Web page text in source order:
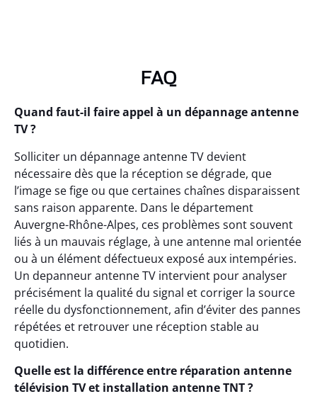
FAQ
Quand faut-il faire appel à un dépannage antenne
TV ?
Solliciter un dépannage antenne TV devient
nécessaire dès que la réception se dégrade, que
l’image se fige ou que certaines chaînes disparaissent
sans raison apparente. Dans le département
Auvergne-Rhône-Alpes, ces problèmes sont souvent
liés à un mauvais réglage, à une antenne mal orientée
ou à un élément défectueux exposé aux intempéries.
Un depanneur antenne TV intervient pour analyser
précisément la qualité du signal et corriger la source
réelle du dysfonctionnement, afin d’éviter des pannes
répétées et retrouver une réception stable au
quotidien.
Quelle est la différence entre réparation antenne
télévision TV et installation antenne TNT ?